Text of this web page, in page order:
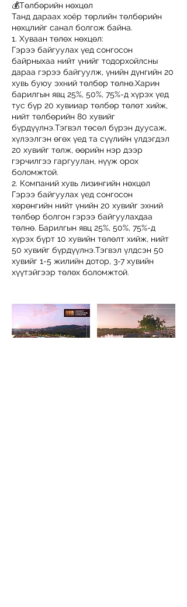
💰Төлбөрийн нөхцөл
Танд дараах хоёр төрлийн төлбөрийн
нөхцлийг санал болгож байна.
1. Хуваан төлөх нөхцөл:
Гэрээ байгуулах үед сонгосон
байрныхаа нийт үнийг тодорхойлсны
дараа гэрээ байгуулж, үнийн дүнгийн 20
хувь буюу эхний төлбөр төлнө.Харин
барилгын явц 25%, 50%, 75%-д хүрэх үед
тус бүр 20 хувииар төлбөр төлөт хийж,
нийт төлбөрийн 80 хувийг
бүрдүүлнэ.Тэгвэл төсөл бүрэн дуусаж,
хүлээлгэн өгөх үед та сүүлийн үлдэгдэл
20 хувийг төлж, өөрийн нэр дээр
гэрчилгээ гаргуулан, нүүж орох
боломжтой.
2. Компаний хувь лизингийн нөхцөл
Гэрээ байгуулах үед сонгосон
хөрөнгийн нийт үнийн 20 хувийг эхний
төлбөр болгон гэрээ байгуулахдаа
төлнө. Барилгын явц 25%, 50%, 75%-д
хүрэх бүрт 10 хувийн төлөлт хийж, нийт
50 хувийг бүрдүүлнэ.Тэгвэл үлдсэн 50
хувийг 1-5 жилийн дотор, 3-7 хувийн
хүүтэйгээр төлөх боломжтой.